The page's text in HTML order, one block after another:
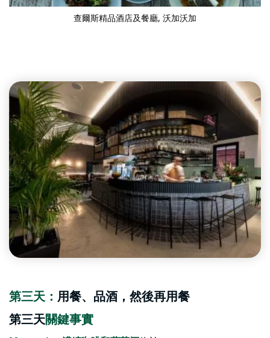
查爾斯精品酒店及餐廳, 沃加沃加
第三天： 用餐、品酒，然後再用餐
第三天關鍵事實